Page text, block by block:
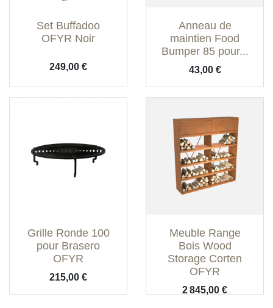
Set Buffadoo
OFYR Noir
Prix
249,00 €
Anneau de
maintien Food
Bumper 85 pour...
Prix
43,00 €
Grille Ronde 100
pour Brasero
OFYR
Prix
215,00 €
Meuble Range
Bois Wood
Storage Corten
OFYR
Prix
2 845,00 €